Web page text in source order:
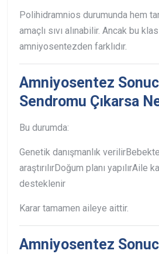
Polihidramnios durumunda hem
amaçlı sıvı alınabilir. Ancak bu
amniyosentezden farklıdır.
Amniyosentez
Sendromu Çıkarsa
Bu durumda:
Genetik danışmanlık verilir
araştırılırDoğum planı yapılırAile
desteklenir
Karar tamamen aileye aittir.
Amniyosentez